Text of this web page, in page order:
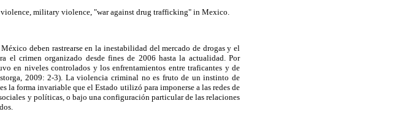
military violence, "war against drug trafficking" in Mexico.
deben rastrearse en la inestabilidad del mercado de drogas y el
el crimen organizado desde fines de 2006 hasta la actualidad. Por
en niveles controlados y los enfrentamientos entre traficantes y de
2009: 2-3). La violencia criminal no es fruto de un instinto de
forma invariable que el Estado utilizó para imponerse a las redes de
y políticas, o bajo una configuración particular de las relaciones